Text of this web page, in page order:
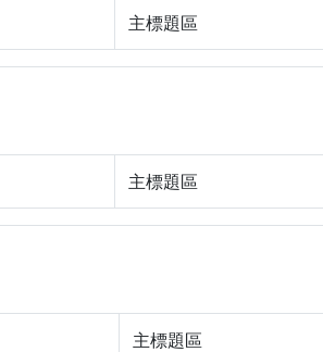
主標題區
主標題區
主標題區